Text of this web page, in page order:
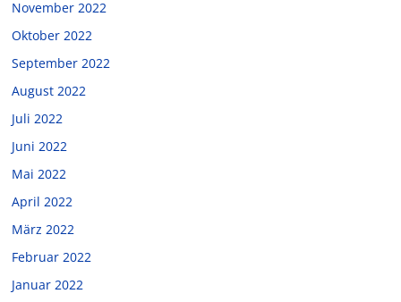
November 2022
Oktober 2022
September 2022
August 2022
Juli 2022
Juni 2022
Mai 2022
April 2022
März 2022
Februar 2022
Januar 2022